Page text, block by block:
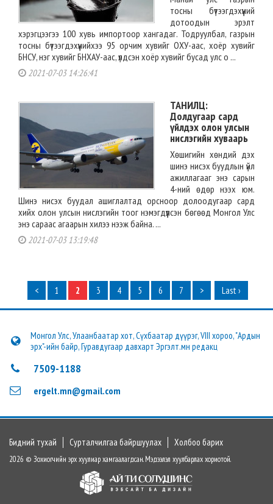
тосны бүтээгдэхүүний
дотоодын эрэлт
хэрэгцээгээ 100 хувь импортоор хангадаг. Тодруулбал, газрын
тосны бүтээгдэхүүнийхээ 95 орчим хувийг ОХУ-аас, хоёр хувийг
БНСУ, нэг хувийг БНХАУ-аас, үлдсэн хоёр хувийг бусад улс о ...
2021-07-03 14:26:41
ТАНИЛЦ:
Долдугаар сард
үйлдэх олон улсын
нислэгийн хуваарь
Хөшигийн хөндий дэх
шинэ нисэх буудлын үйл
ажиллагааг энэ сарын
4-ний өдөр нээх юм.
Шинэ нисэх буудал ашиглалтад орсноор долоодугаар сард
хийх олон улсын нислэгийн тоог нэмэгдүүлсэн бөгөөд Монгол Улс
энэ сараас агаарын хилээ нээж байна. ...
2021-07-03 13:19:48
< 1 2 3 4 5 6 7 > Last ›
Монгол Улс, Улаанбаатар хот, Сүхбаатар дүүрэг, VIII хороо, "Ардын
эрх"-ийн байр, Гуравдугаар давхарт Эргэлт.мн редакц
7509-1188
ergelt.mn@gmail.com
Бидний тухай Сурталчилгаа байршуулах Холбоо барих
2026 © Зохиогчийн эрх хуулиар хамгаалагдсан. Мэдээлэл хуулбарлах хориотой.